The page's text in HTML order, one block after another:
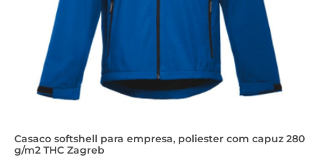
Casaco softshell para empresa, poliester com capuz 280
g/m2 THC Zagreb